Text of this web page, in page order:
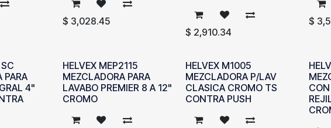
$ 3,028.45
$ 2,910.34
$
PARA
4"
HELVEX MEP2115
MEZCLADORA PARA
LAVABO PREMIER 8 A 12"
CROMO
HELVEX M1005
MEZCLADORA P/LAV
CLASICA CROMO TS
CONTRA PUSH
CON